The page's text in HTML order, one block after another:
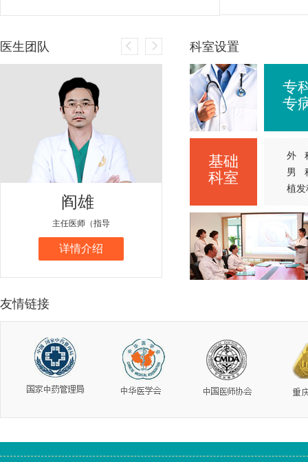
医生团队
阎雄
主任医师（指导
详情介绍
余建明
副主任医师
详情介绍
科室设置
专
专
基础
科室
外
男
植发
友情链接